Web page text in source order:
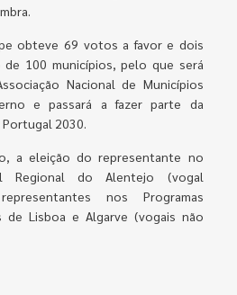
obteve 69 votos a favor e dois
de 100 municípios, pelo que será
Nacional de Municípios
e passará a fazer parte da
2030.
a eleição do representante no
Regional do Alentejo (vogal
nos Programas
de Lisboa e Algarve (vogais não